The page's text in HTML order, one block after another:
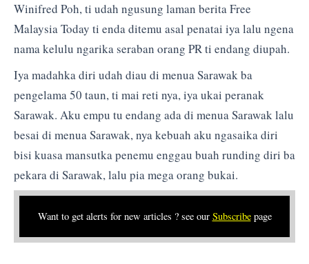
Winifred Poh, ti udah ngusung laman berita Free
Malaysia Today ti enda ditemu asal penatai iya lalu ngena
nama kelulu ngarika seraban orang PR ti endang diupah.
Iya madahka diri udah diau di menua Sarawak ba
pengelama 50 taun, ti mai reti nya, iya ukai peranak
Sarawak. Aku empu tu endang ada di menua Sarawak lalu
besai di menua Sarawak, nya kebuah aku ngasaika diri
bisi kuasa mansutka penemu enggau buah runding diri ba
pekara di Sarawak, lalu pia mega orang bukai.
Want to get alerts for new articles ? see our Subscribepage